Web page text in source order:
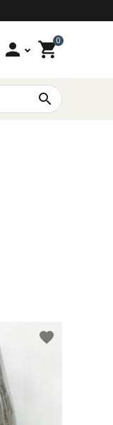
person 0
shopping_cart
search
favorite